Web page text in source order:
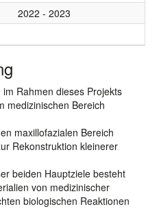
2022 - 2023
Rahmen dieses Projekts
medizinischen Bereich
maxillofazialen Bereich
Rekonstruktion kleinerer
beiden Hauptziele besteht
von medizinischer
biologischen Reaktionen